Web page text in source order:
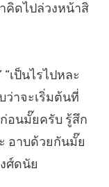
คิดไปล่วงหน้าสิ
เป็นไรไปหละ
าจะเริ่มต้นที่
อนมั๊ยครับ รู้สึก
อาบด้วยกันมั๊ย
ศ์ดนัย